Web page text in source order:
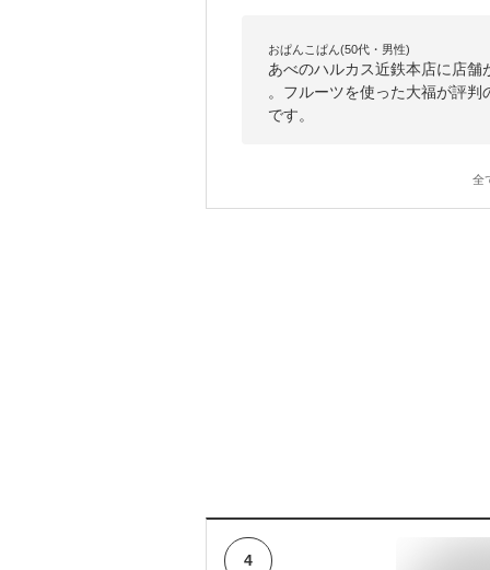
おぱんこぱん(50代・男性)
あべのハルカス近鉄本店に店
。フルーツを使った大福が評
です。
全
4